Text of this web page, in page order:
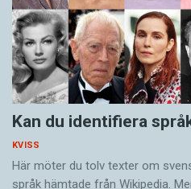
Kan du identifiera
KVISS
Här möter du tolv texter om
språk hämtade från Wikipedia.